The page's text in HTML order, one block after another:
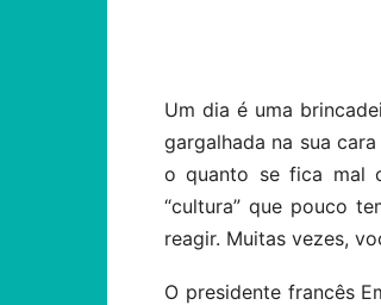
Um dia é uma
gargalhada na sua
o quanto se fica mal
“cultura” que pouco
reagir. Muitas vezes,
O presidente francês